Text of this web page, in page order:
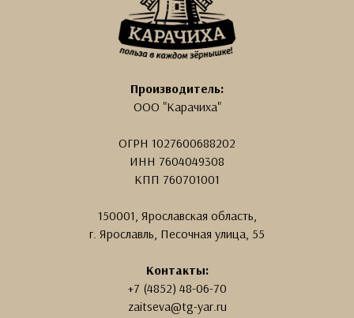
Производитель:
ООО "Карачиха"
ОГРН 1027600688202
ИНН 7604049308
КПП 760701001
150001, Ярославская область,
г. Ярославль, Песочная улица, 55
Контакты:
+7 (4852) 48-06-70
zaitseva@tg-yar.ru